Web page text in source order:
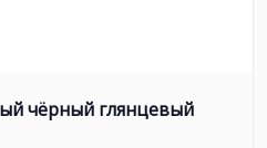
чёрный глянцевый